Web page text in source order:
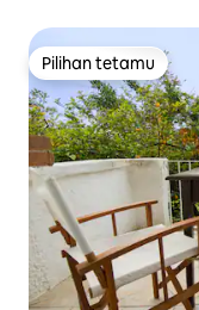
Pilihan tetamu
Pilihan tetamu